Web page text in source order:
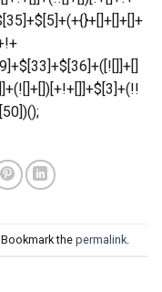
. Bookmark the permalink.